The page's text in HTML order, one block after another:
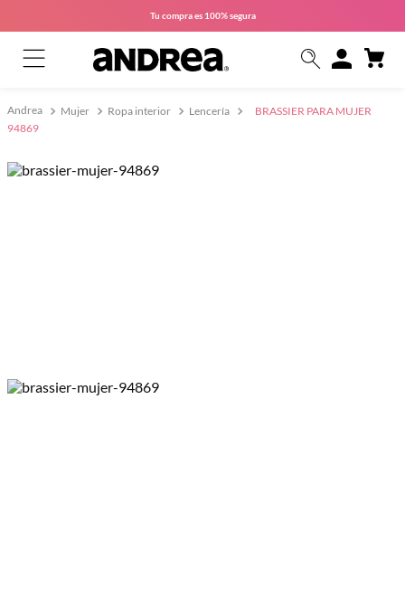
Tu compra es 100% segura
Mujer Ropa interior Lencería
BRASSIER PARA MUJER
94869